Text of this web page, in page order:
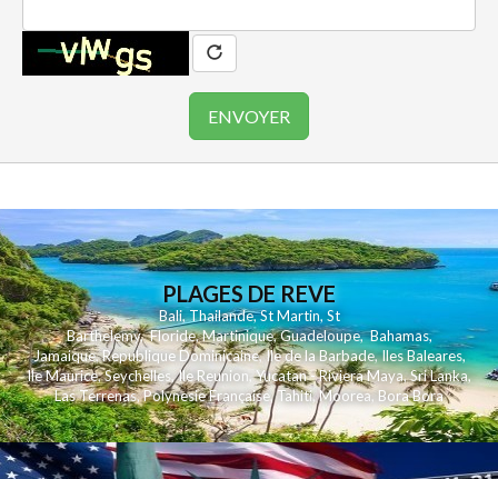
PLAGES DE REVE
Bali,Thailande,St Martin,St
Barthelemy,Floride,Martinique,Guadeloupe,Bahamas,
Jamaique,Republique Dominicaine,Ile de la Barbade,Iles Baleares,
Ile Maurice,Seychelles,Ile Reunion,Yucatan - Riviera Maya,Sri Lanka,
Las Terrenas,Polynesie Française,Tahiti,Moorea, Bora Bora